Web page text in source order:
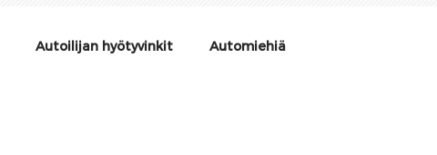
Autoilijan hyötyvinkit Automiehiä